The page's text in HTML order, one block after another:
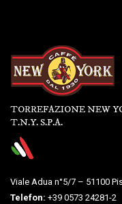
TORREFAZIONE NEW
T.N.Y. S.P.A.
Viale Adua n°5/7 – 51100
Telefon: +39 0573 24281-2